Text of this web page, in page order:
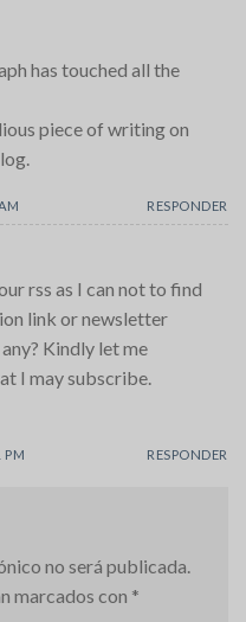
has touched all the
piece of writing on
RESPONDER
rss as I can not to find
link or newsletter
Kindly let me
I may subscribe.
PM RESPONDER
no será publicada.
marcados con *